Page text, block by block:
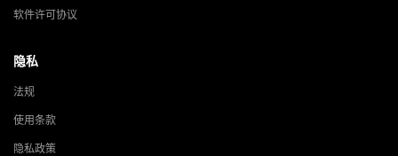
软件许可协议
隐私
法规
使用条款
隐私政策